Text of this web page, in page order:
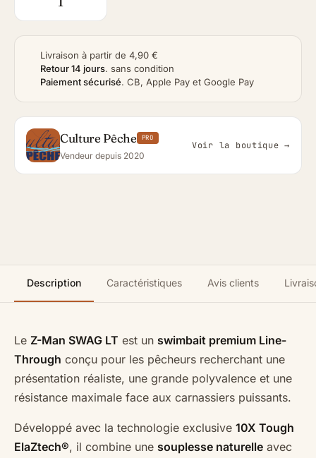
Livraison à partir de 4,90 €
Retour 14 jours. sans condition
Paiement sécurisé. CB, Apple Pay et Google Pay
Culture Pêche PRO
Vendeur depuis 2020
Voir la boutique →
Description Caractéristiques Avis clients
Le Z-Man SWAG LT est un swimbait premium Line-
Through conçu pour les pêcheurs recherchant une
présentation réaliste, une grande polyvalence et une
résistance maximale face aux carnassiers puissants.
Développé avec la technologie exclusive 10X Tough
ElaZtech®, il combine une souplesse naturelle avec